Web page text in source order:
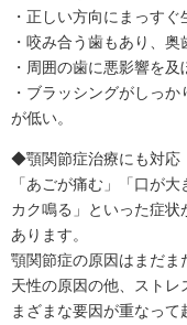
・正しい方向にまっすぐ
・咬み合う歯もあり、奥
・周囲の歯に悪影響を及
・ブラッシングがしっ
が低い。
◆顎関節症治療にも対応
「あごが痛む」「口が
カク鳴る」といった症
あります。
顎関節症の原因はまだ
天性の原因の他、ストレ
まざまな要因が重なって